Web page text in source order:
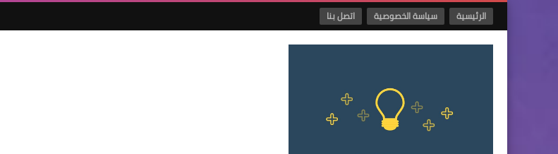
الرئيسية سياسة الخصوصية اتصل بنا